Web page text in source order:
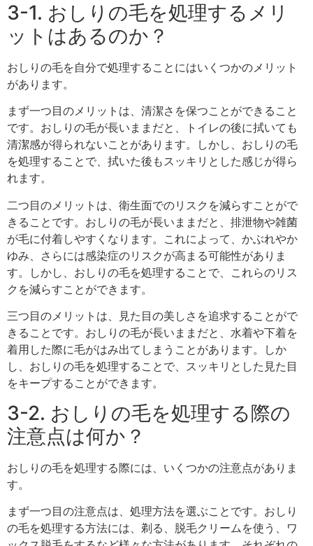
3-1. おしりの毛を処理するメリ
ットはあるのか？
おしりの毛を自分で処理することにはいくつかのメリット
があります。
まず一つ目のメリットは、清潔さを保つことができること
です。おしりの毛が長いままだと、トイレの後に拭いても
清潔感が得られないことがあります。しかし、おしりの毛
を処理することで、拭いた後もスッキリとした感じが得ら
れます。
二つ目のメリットは、衛生面でのリスクを減らすことがで
きることです。おしりの毛が長いままだと、排泄物や雑菌
が毛に付着しやすくなります。これによって、かぶれやか
ゆみ、さらには感染症のリスクが高まる可能性がありま
す。しかし、おしりの毛を処理することで、これらのリス
クを減らすことができます。
三つ目のメリットは、見た目の美しさを追求することがで
きることです。おしりの毛が長いままだと、水着や下着を
着用した際に毛がはみ出てしまうことがあります。しか
し、おしりの毛を処理することで、スッキリとした見た目
をキープすることができます。
3-2. おしりの毛を処理する際の
注意点は何か？
おしりの毛を処理する際には、いくつかの注意点がありま
す。
まず一つ目の注意点は、処理方法を選ぶことです。おしり
の毛を処理する方法には、剃る、脱毛クリームを使う、ワ